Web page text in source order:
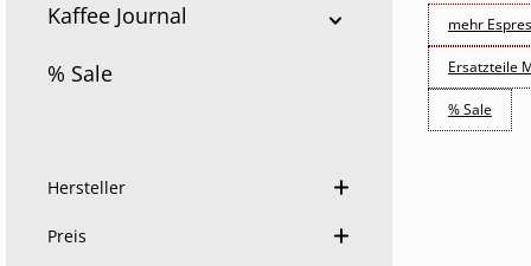
Kaffee Journal
% Sale
Hersteller
Preis
mehr
Ersatzteile
% Sale